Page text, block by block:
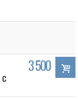
3 500